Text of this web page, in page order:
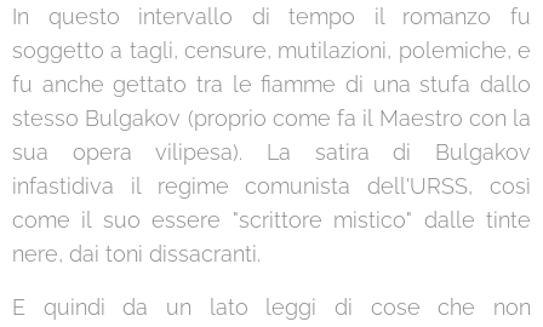
In questo intervallo di tempo il romanzo fu
soggetto a tagli, censure, mutilazioni, polemiche, e
fu anche gettato tra le fiamme di una stufa dallo
stesso Bulgakov (proprio come fa il Maestro con la
sua opera vilipesa). La satira di Bulgakov
infastidiva il regime comunista dell'URSS, così
come il suo essere "scrittore mistico" dalle tinte
nere, dai toni dissacranti.
E quindi da un lato leggi di cose che non